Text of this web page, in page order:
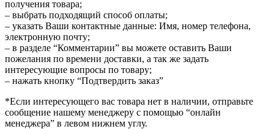
получения товара;
– выбрать подходящий способ оплаты;
– указать Ваши контактные данные: Имя, номер телефона,
электронную почту;
– в разделе “Комментарии” вы можете оставить Ваши
пожелания по времени доставки, а так же задать
интересующие вопросы по товару;
– нажать кнопку “Подтвердить заказ”
*Если интересующего вас товара нет в наличии, отправьте
сообщение нашему менеджеру с помощью “онлайн
менеджера” в левом нижнем углу.